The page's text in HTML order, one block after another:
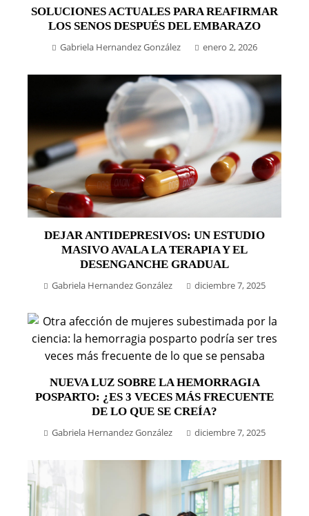
SOLUCIONES ACTUALES PARA REAFIRMAR
LOS SENOS DESPUÉS DEL EMBARAZO
Gabriela Hernandez González enero 2, 2026
DEJAR ANTIDEPRESIVOS: UN ESTUDIO
MASIVO AVALA LA TERAPIA Y EL
DESENGANCHE GRADUAL
Gabriela Hernandez González diciembre 7, 2025
NUEVA LUZ SOBRE LA HEMORRAGIA
POSPARTO: ¿ES 3 VECES MÁS FRECUENTE
DE LO QUE SE CREÍA?
Gabriela Hernandez González diciembre 7, 2025